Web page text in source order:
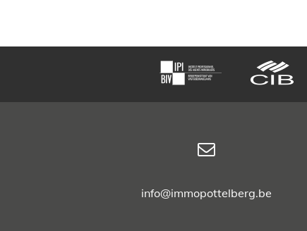
info@immopottelberg.be